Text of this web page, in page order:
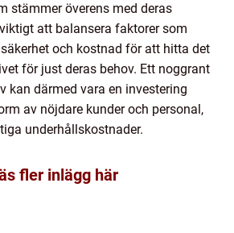
stämmer överens med deras
att balansera faktorer som
och kostnad för att hitta det
för just deras behov. Ett noggrant
kan därmed vara en investering
av nöjdare kunder och personal,
underhållskostnader.
fler inlägg här